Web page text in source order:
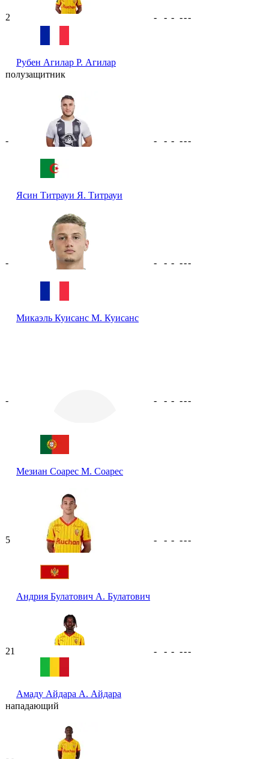
2
Рубен Агилар Р. Агилар
- - - ---
полузащитник
-
Ясин Титрауи Я. Титрауи
- - - ---
-
Микаэль Куисанс М. Куисанс
- - - ---
-
Мезиан Соарес М. Соарес
- - - ---
5
Андрия Булатович А. Булатович
- - - ---
21
Амаду Айдара А. Айдара
- - - ---
нападающий